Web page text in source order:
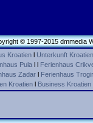
© 1997-2015 dmmedia
Kroatien l Unterkunft Kroatien
Pula l l Ferienhaus
Zadarl Ferienhaus
Kroatienl Business Kroatien